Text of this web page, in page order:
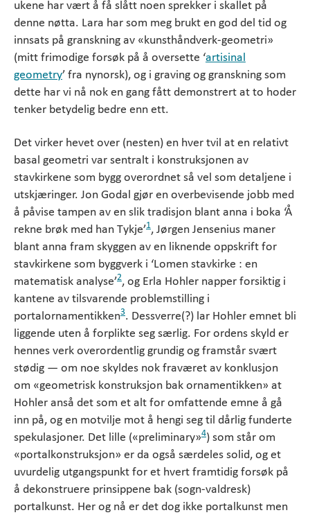
ukene har vært å få slått noen sprekker i skallet på
denne nøtta. Lara har som meg brukt en god del tid og
innsats på granskning av «kunsthåndverk-geometri»
(mitt frimodige forsøk på å oversette ‘artisinal
geometry’ fra nynorsk), og i graving og granskning som
dette har vi nå nok en gang fått demonstrert at to hoder
tenker betydelig bedre enn ett.
Det virker hevet over (nesten) en hver tvil at en relativt
basal geometri var sentralt i konstruksjonen av
stavkirkene som bygg overordnet så vel som detaljene i
utskjæringer. Jon Godal gjør en overbevisende jobb med
å påvise tampen av en slik tradisjon blant anna i boka ‘Å
rekne brøk med han Tykje’1, Jørgen Jensenius maner
blant anna fram skyggen av en liknende oppskrift for
stavkirkene som byggverk i ‘Lomen stavkirke : en
matematisk analyse’2, og Erla Hohler napper forsiktig i
kantene av tilsvarende problemstilling i
portalornamentikken3. Dessverre(?) lar Hohler emnet bli
liggende uten å forplikte seg særlig. For ordens skyld er
hennes verk overordentlig grundig og framstår svært
stødig — om noe skyldes nok fraværet av konklusjon
om «geometrisk konstruksjon bak ornamentikken» at
Hohler anså det som et alt for omfattende emne å gå
inn på, og en motvilje mot å hengi seg til dårlig funderte
spekulasjoner. Det lille («preliminary»4) som står om
«portalkonstruksjon» er da også særdeles solid, og et
uvurdelig utgangspunkt for et hvert framtidig forsøk på
å dekonstruere prinsippene bak (sogn-valdresk)
portalkunst. Her og nå er det dog ikke portalkunst men